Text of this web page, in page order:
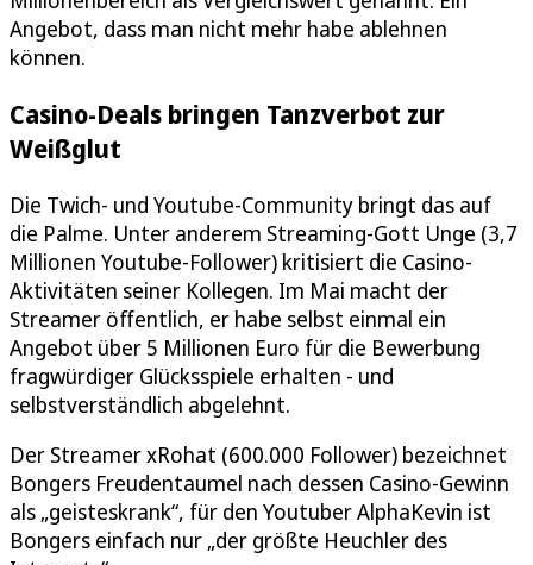
Angebot, dass man nicht mehr habe ablehnen
können.
Casino-Deals bringen Tanzverbot zur
Weißglut
Die Twich- und Youtube-Community bringt das auf
die Palme. Unter anderem Streaming-Gott Unge (3,7
Millionen Youtube-Follower) kritisiert die Casino-
Aktivitäten seiner Kollegen. Im Mai macht der
Streamer öffentlich, er habe selbst einmal ein
Angebot über 5 Millionen Euro für die Bewerbung
fragwürdiger Glücksspiele erhalten - und
selbstverständlich abgelehnt.
Der Streamer xRohat (600.000 Follower) bezeichnet
Bongers Freudentaumel nach dessen Casino-Gewinn
als „geisteskrank“, für den Youtuber AlphaKevin ist
Bonger️s️️ einfach nur „der größte Heuchler des